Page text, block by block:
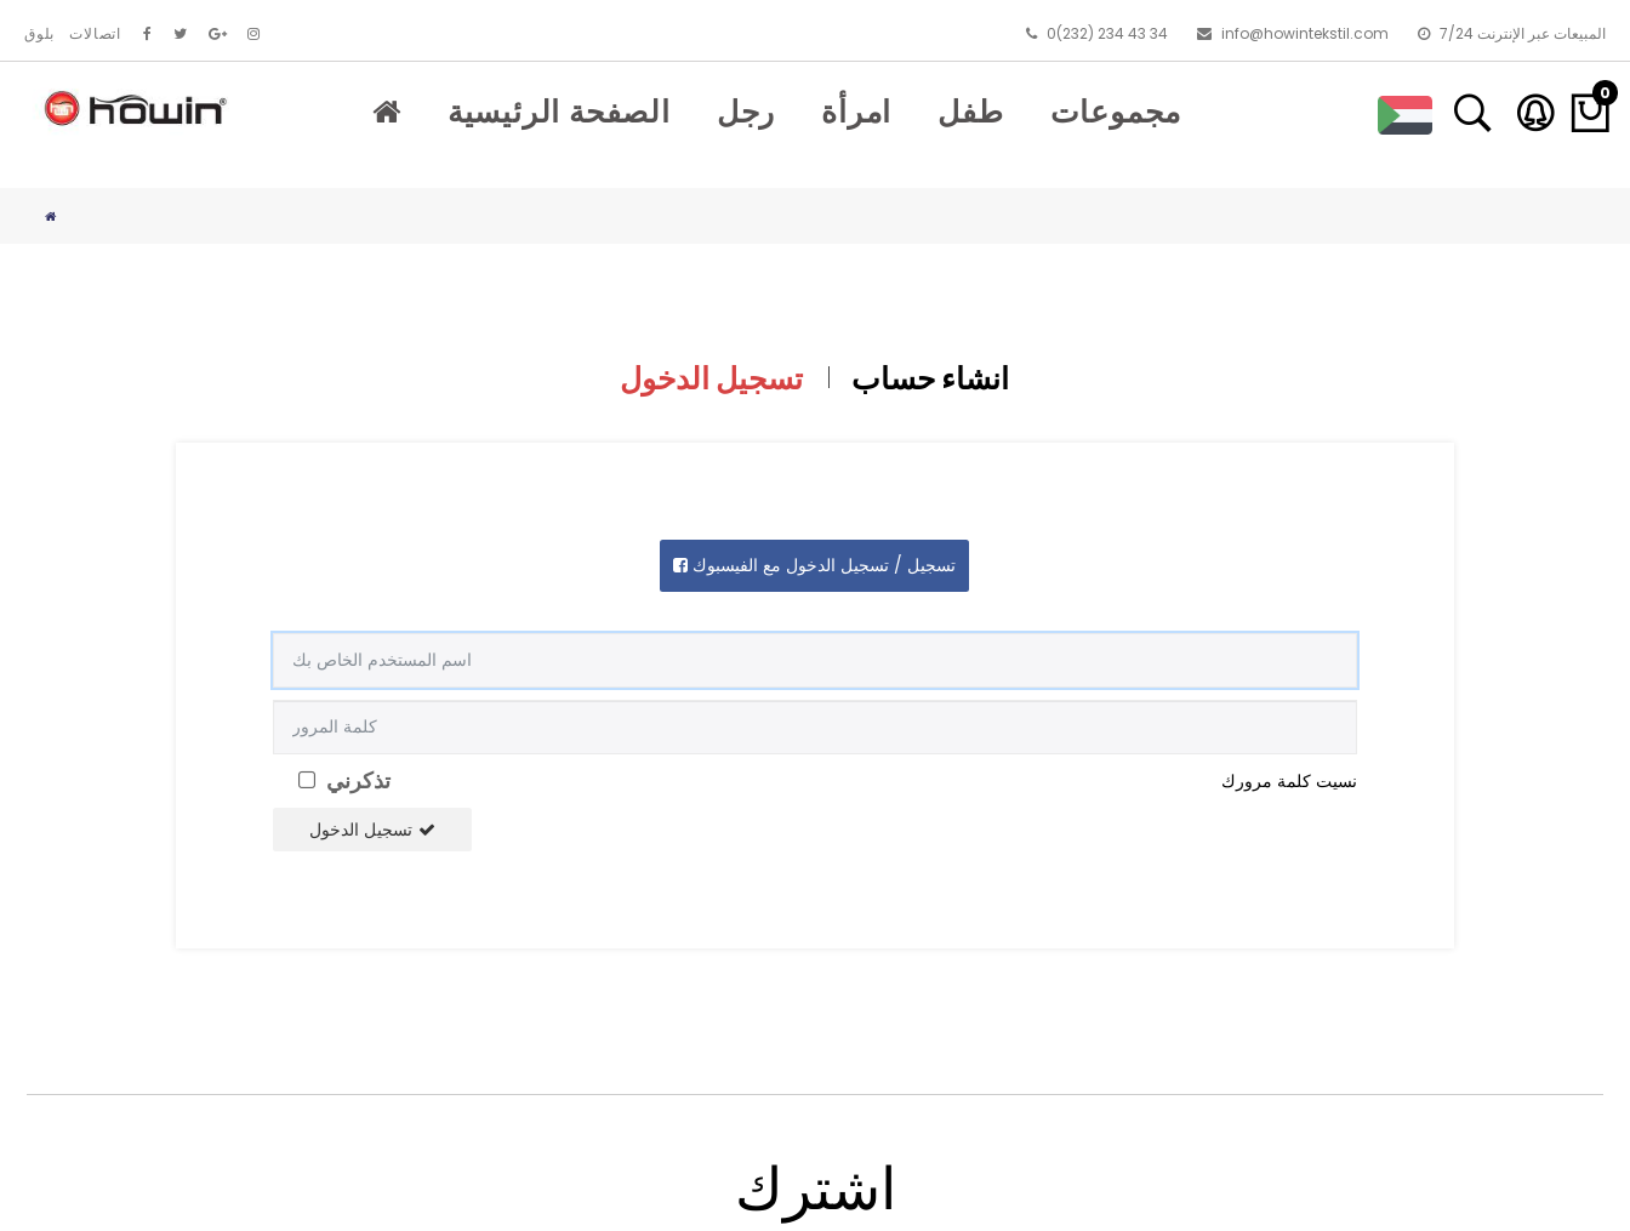
بلوق اتصالات 0(232) 234 43 34 info@howintekstil.com 7/24 المبيعات عبر الإنترنت
الصفحة الرئيسية رجل امرأة طفل مجموعات 0
تسجيل الدخول انشاء حساب
تسجيل / تسجيل الدخول مع الفيسبوك
تذكرني
نسيت كلمة مرورك
تسجيل الدخول
اشترك